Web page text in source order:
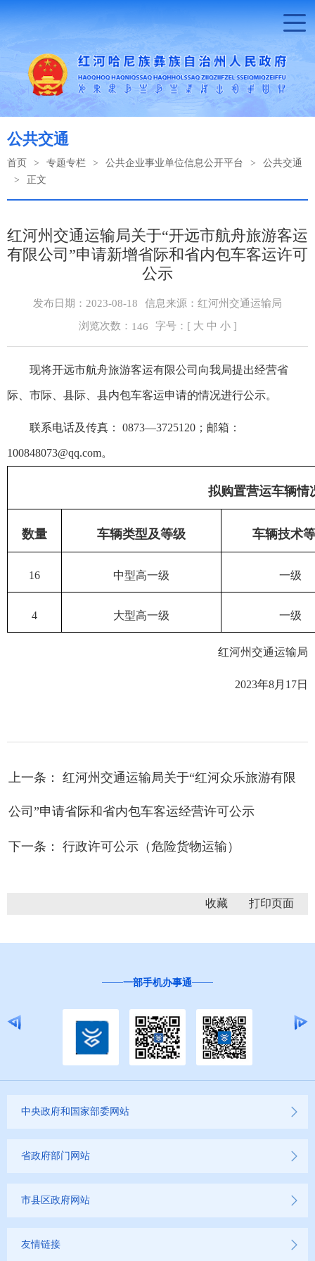
公共交通
首页 > 专题专栏 > 公共企业事业单位信息公开平台 >
公共交通
>
正文
红河州交通运输局关于“开远市航舟旅游客运
有限公司”申请新增省际和省内包车客运许可
公示
发布日期：2023-08-18
信息来源：红河州交通运输局
浏览次数： 146 字号：[ 大 中 小]
现将开远市航舟旅游客运有限公司向我局提出经营省
际、市际、县际、县内包车客运申请的情况进行公示。
联系电话及传真： 0873—3725120；邮箱：
100848073@qq.com。
拟购置营运车辆情
数量 车辆类型及等级 车辆技术
16 中型高一级 一级
4 大型高一级 一级
红河州交通运输局
2023年8月17日
上一条： 红河州交通运输局关于“红河众乐旅游有限
公司”申请省际和省内包车客运经营许可公示
下一条： 行政许可公示（危险货物运输）
收藏
一部手机办事通
中央政府和国家部委网站
省政府部门网站
市县区政府网站
友情链接